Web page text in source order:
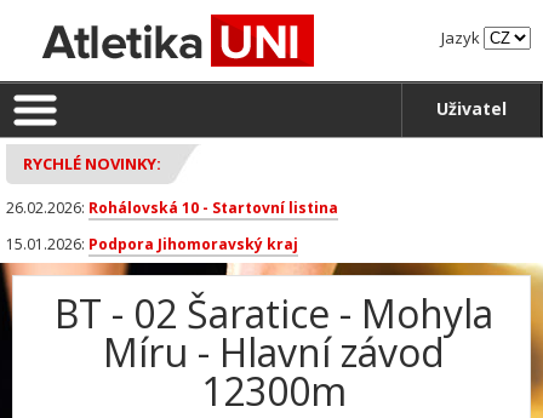
Jazyk
Uživatel
RYCHLÉ NOVINKY:
26.02.2026: Rohálovská 10 - Startovní listina
15.01.2026: Podpora Jihomoravský kraj
BT - 02 Šaratice - Mohyla
Míru - Hlavní závod
12300m